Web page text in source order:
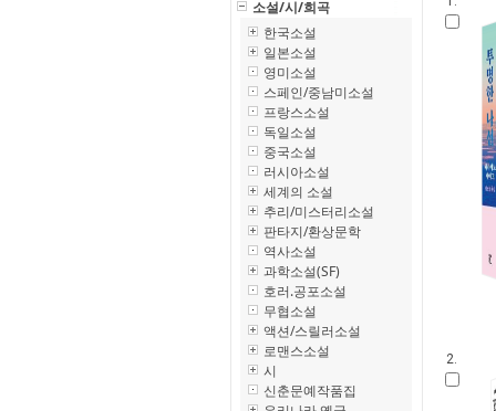
소설/시/희곡
한국소설
일본소설
영미소설
스페인/중남미소설
프랑스소설
독일소설
중국소설
러시아소설
세계의 소설
추리/미스터리소설
판타지/환상문학
역사소설
과학소설(SF)
호러.공포소설
무협소설
액션/스릴러소설
로맨스소설
시
신춘문예작품집
2.